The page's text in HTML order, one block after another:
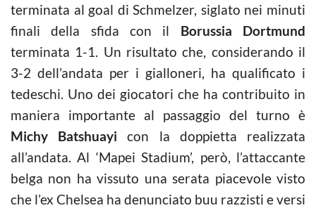
terminata al goal di Schmelzer, siglato nei minuti
finali della sfida con il Borussia Dortmund
terminata 1-1. Un risultato che, considerando il
3-2 dell’andata per i gialloneri, ha qualificato i
tedeschi. Uno dei giocatori che ha contribuito in
maniera importante al passaggio del turno è
Michy Batshuayi con la doppietta realizzata
all’andata. Al ‘Mapei Stadium’, però, l’attaccante
belga non ha vissuto una serata piacevole visto
che l’ex Chelsea ha denunciato buu razzisti e versi